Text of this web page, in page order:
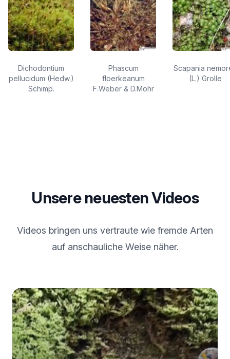
Dichodontium
pellucidum (Hedw.)
Schimp.
Phascum
floerkeanum
F.Weber & D.Mohr
Scapania
(L.) Grolle
Unsere neuesten Videos
Videos bringen uns vertraute wie fremde Arten
auf anschauliche Weise näher.